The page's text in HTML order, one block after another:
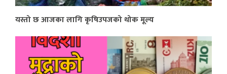
यस्तो छ आजका लागि कृषिउपजको थोक मूल्य